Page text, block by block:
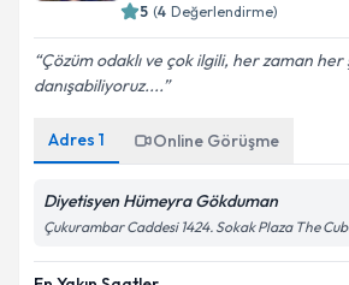
5 (4 Değerlendirme)
Çözüm odaklı ve çok ilgili, her zaman her
danışabiliyoruz....
Adres 1 Online Görüşme
Diyetisyen Hümeyra Gökduman
Çukurambar Caddesi 1424. Sokak Plaza The